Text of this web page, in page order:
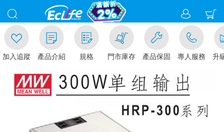
加入追蹤 產品介紹 規格 門市庫存 產品保固 專人服務 升